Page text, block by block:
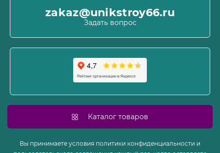
Связаться с нами
Карта сайта
Производители
zakaz@unikstroy66.ru
Задать вопрос
Каталог товаров
Вы принимаете условия политики конфиденциальности и